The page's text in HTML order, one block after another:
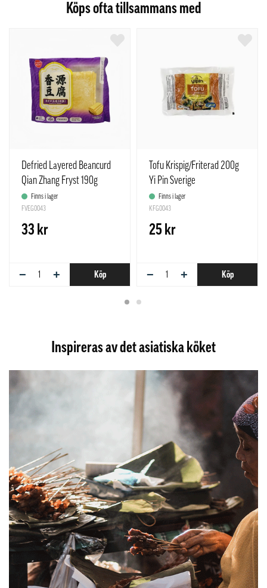
Köps ofta tillsammans med
Defried Layered Beancurd
Qian Zhang Fryst 190g
Freshasia Food Kina
Finns i lager
FVEG0043
33 kr
− + Köp
Tofu Krispig/Friterad 200g
Yi Pin Sverige
Finns i lager
KFG0043
25 kr
− + Köp
Inspireras av det asiatiska köket